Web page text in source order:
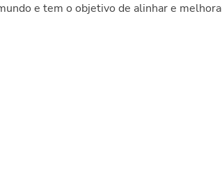
e tem o objetivo de alinhar e